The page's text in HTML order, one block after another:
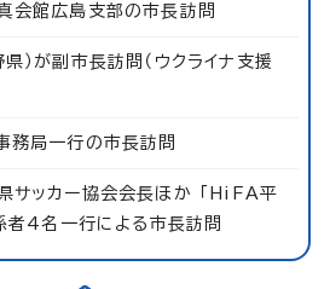
会館広島支部の市長訪問
）が副市長訪問（ウクライナ支援
務局一行の市長訪問
サッカー協会会長ほか 「HiFA平
4名一行による市長訪問